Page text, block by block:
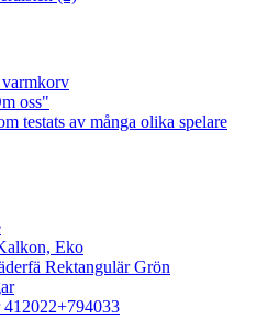
varmkorv
oss"
testats av många olika spelare
Eko
Rektangulär Grön